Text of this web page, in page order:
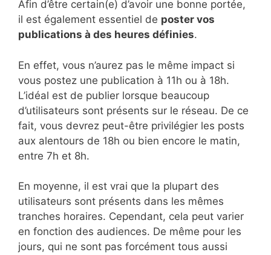
Afin d’être certain(e) d’avoir une bonne portée,
il est également essentiel de poster vos
publications à des heures définies.
En effet, vous n’aurez pas le même impact si
vous postez une publication à 11h ou à 18h.
L’idéal est de publier lorsque beaucoup
d’utilisateurs sont présents sur le réseau. De ce
fait, vous devrez peut-être privilégier les posts
aux alentours de 18h ou bien encore le matin,
entre 7h et 8h.
En moyenne, il est vrai que la plupart des
utilisateurs sont présents dans les mêmes
tranches horaires. Cependant, cela peut varier
en fonction des audiences. De même pour les
jours, qui ne sont pas forcément tous aussi